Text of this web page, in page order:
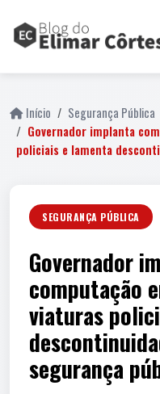
Início
Segurança Pública
Governador implanta
policiais e lamenta
SEGURANÇA PÚBLICA
Governador
computação
viaturas
segurança